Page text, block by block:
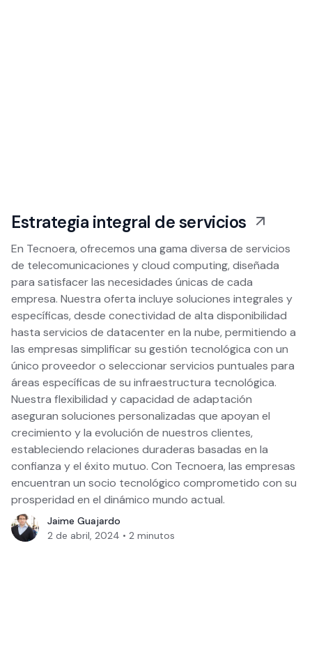
Estrategia integral de servicios
En Tecnoera, ofrecemos una gama diversa de servicios
de telecomunicaciones y cloud computing, diseñada
para satisfacer las necesidades únicas de cada
empresa. Nuestra oferta incluye soluciones integrales y
específicas, desde conectividad de alta disponibilidad
hasta servicios de datacenter en la nube, permitiendo a
las empresas simplificar su gestión tecnológica con un
único proveedor o seleccionar servicios puntuales para
áreas específicas de su infraestructura tecnológica.
Nuestra flexibilidad y capacidad de adaptación
aseguran soluciones personalizadas que apoyan el
crecimiento y la evolución de nuestros clientes,
estableciendo relaciones duraderas basadas en la
confianza y el éxito mutuo. Con Tecnoera, las empresas
encuentran un socio tecnológico comprometido con su
prosperidad en el dinámico mundo actual.
Jaime Guajardo
2 de abril, 2024 • 2 minutos